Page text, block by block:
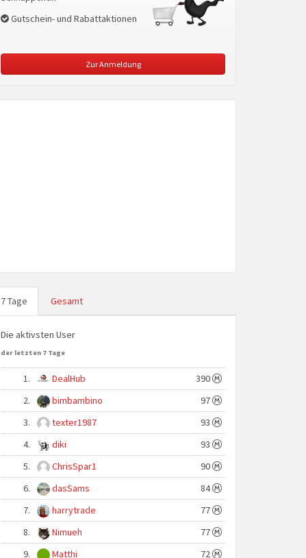
Gutschein- und Rabattaktionen
Zur Anmeldung
7 Tage Gesamt
Die aktivsten User
der letzten 7 Tage
1. DealHub
390
2.
bimbambino
97
3.
texter1987
93
4.
diki
93
5.
ChrisSpar1
90
6.
dasSams
84
7.
harrytrade
77
8.
Nimueh
77
9.
Matthi 72